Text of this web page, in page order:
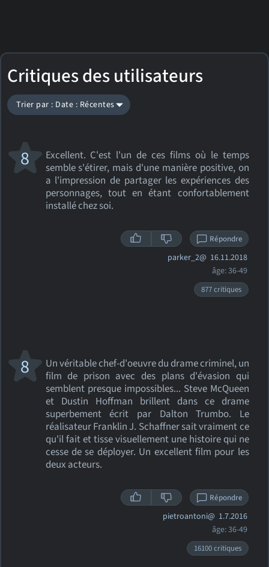
Critiques des utilisateurs
Trier par : Date : Récentes
Excellent. C'est l'un de ces films où le temps
semble s'étirer, mais d'une manière positive, on
a l'impression de partager les expériences des
personnages, tout en étant confortablement
installé chez soi.
8
Répondre
parker_2@ 16.11.2018
âge: 36-49
877 critiques
Un véritable chef-d'oeuvre du drame criminel, un
film de prison avec des plans d'évasion qui
semblent presque impossibles... Steve McQueen
et Dustin Hoffman brillent dans ce drame
superbement écrit par Dalton Trumbo. Le
réalisateur Franklin J. Schaffner sait vraiment ce
qu'il fait et tisse visuellement une histoire qui ne
cesse de se déployer. Un excellent film pour les
deux acteurs.
8
Répondre
pietroantoni@ 1.7.2016
âge: 36-49
16100 critiques